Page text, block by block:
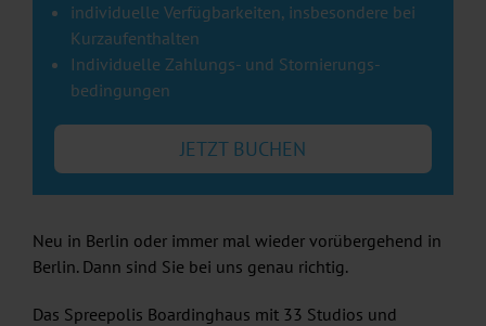
Neu in Berlin oder immer mal wieder vorübergehend in
Berlin. Dann sind Sie bei uns genau richtig.
Das Spreepolis Boardinghaus mit 33 Studios und
individuelle Verfüg­barkeiten, insbesondere bei
Kurz­aufenthalten
Individuelle Zahlungs- und Stornierungs­
bedingungen
JETZT BUCHEN